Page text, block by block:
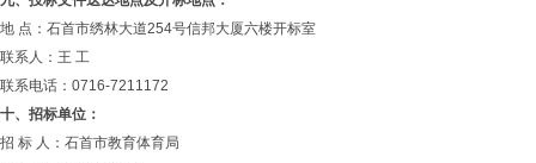
地 点：石首市绣林大道254号信邦大厦六楼开标室
联系人：王 工
联系电话：0716-7211172
十、招标单位：
招 标 人：石首市教育体育局